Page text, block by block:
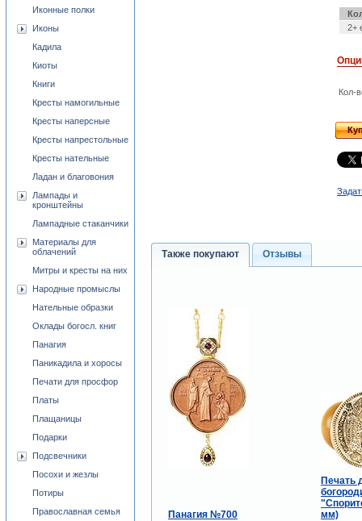
2+
Кол-
Также покупают Отзывы
Панагия №700
Печать
мм)
Иконные полки
Иконы
Кадила
Киоты
Книги
Кресты намогильные
Кресты наперсные
Кресты напрестольные
Кресты нательные
Ладан и благовония
Лампады и
кронштейны
Лампадные стаканчики
Материалы для
облачений
Митры и кресты на них
Народные промыслы
Нательные образки
Оклады богосл. книг
Панагия
Паникадила и хоросы
Печати для просфор
Платы
Плащаницы
Подарки
Подсвечники
Посохи и жезлы
Потиры
Православная семья